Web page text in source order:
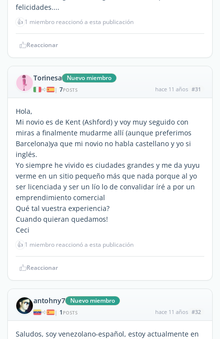
felicidades....
👍 1 miembro reaccionó a esta publicación
Reaccionar
Torinesa Nuevo miembro
| 7POSTS hace 11 años #31
Hola,
Mi novio es de Kent (Ashford) y voy muy seguido con
miras a finalmente mudarme allí (aunque preferimos
Barcelona)ya que mi novio no habla castellano y yo si
inglés.
Yo siempre he vivido es ciudades grandes y me da yuyu
verme en un sitio pequeño más que nada porque al yo
ser licenciada y ser un lío lo de convalidar íré a por un
emprendimiento comercial
Qué tal vuestra experiencia?
Cuando quieran quedamos!
Ceci
👍 1 miembro reaccionó a esta publicación
Reaccionar
antohny7 Nuevo miembro
| 1 POSTS hace 11 años #32
Saludos, soy venezolano-español, estoy actualmente en